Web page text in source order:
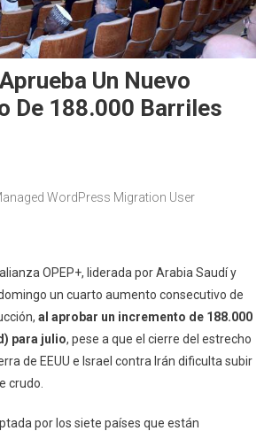
Un Nuevo
De 188.000 Barriles
WordPress Migration User
OPEP+, liderada por Arabia Saudí y
un cuarto aumento consecutivo de
al aprobar un incremento de 188.000
para julio, pese a que el cierre del estrecho
de EEUU e Israel contra Irán dificulta subir
crudo.
por los siete países que están